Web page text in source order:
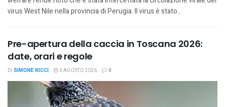
virus West Nile nella provincia di Perugia. Il virus è stato...
Pre-apertura della caccia in Toscana 2026:
date, orari e regole
DI SIMONE RICCI 6 AGOSTO 2026 0